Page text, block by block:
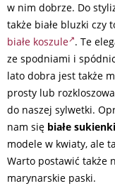
w nim dobrze. Do
także białe bluzki czy
białe koszule . Te
ze spodniami i
lato dobra jest także
prosty lub
do naszej sylwetki.
nam się białe sukienki
modele w kwiaty, ale
Warto postawić także
marynarskie paski.